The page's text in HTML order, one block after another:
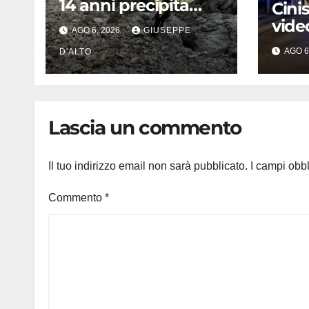
14 anni precipita
durante
un’escursione:
tragedia sul Latemar
davanti alla famiglia
AGO 6, 2026 GIUSEPPE
D'ALTO
l’ex
lotta
AGO
Lascia un commento
Il tuo indirizzo email non sarà pubblicato. I campi
Commento *